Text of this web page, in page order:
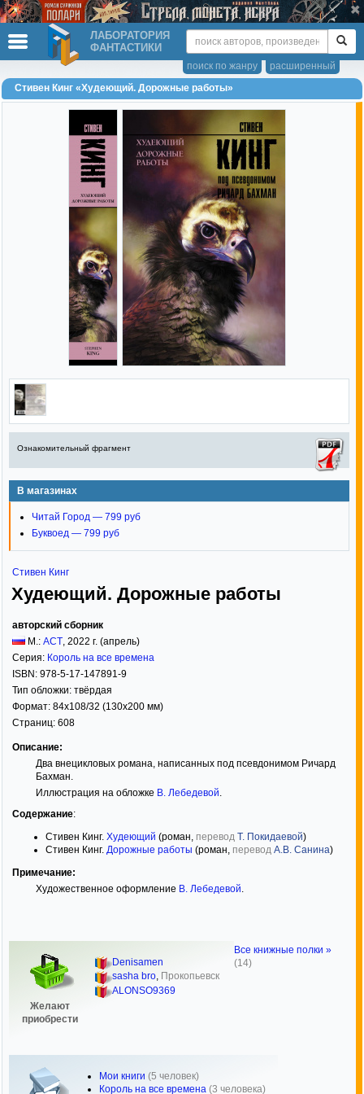
ЛАБОРАТОРИЯ
ФАНТАСТИКИ
расширенный
поиск по жанру
Стивен Кинг «Худеющий. Дорожные работы»
Ознакомительный фрагмент
В магазинах
Читай Город — 799 руб
Буквоед — 799 руб
Стивен Кинг
Худеющий. Дорожные работы
авторский сборник
М.: АСТ, 2022 г. (апрель)
Серия: Король на все времена
ISBN: 978-5-17-147891-9
Тип обложки: твёрдая
Формат: 84x108/32 (130x200 мм)
Страниц: 608
Описание:
Два внецикловых романа, написанных под псевдонимом Ричард
Бахман.
Иллюстрация на обложке В. Лебедевой.
Содержание:
Стивен Кинг. Худеющий (роман, перевод Т. Покидаевой)
Стивен Кинг. Дорожные работы (роман, перевод А.В. Санина)
Примечание:
Художественное оформление В. Лебедевой.
Желают
приобрести
Denisamen
sasha bro, Прокопьевск
ALONSO9369
Мои книги (5 человек)
Король на все времена (3 человека)
Все книжные полки »
(14)